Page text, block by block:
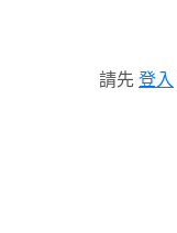
請先 登入